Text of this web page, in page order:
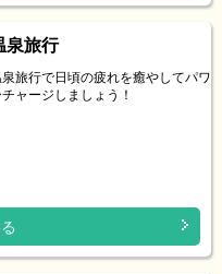
泉旅行
旅行で日頃の疲れを癒やしてパワ
ャージしましょう！